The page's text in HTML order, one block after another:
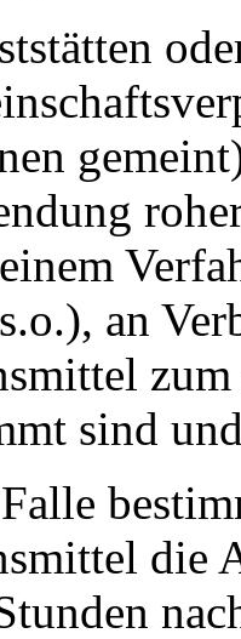
an
sind und
die